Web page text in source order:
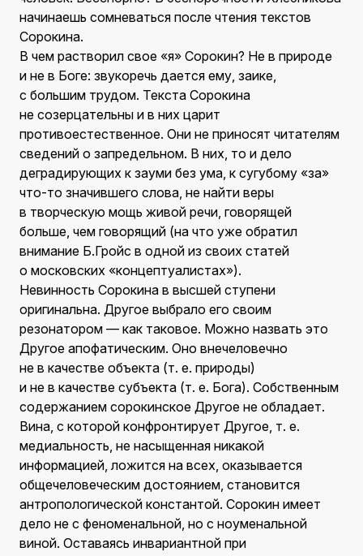
начинаешь сомневаться после чтения текстов
Сорокина.
В чем растворил свое «я» Сорокин? Не в природе
и не в Боге: звукоречь дается ему, заике,
с большим трудом. Текста Сорокина
не созерцательны и в них царит
противоестественное. Они не приносят читателям
сведений о запредельном. В них, то и дело
деградирующих к зауми без ума, к сугубому «за»
что-то значившего слова, не найти веры
в творческую мощь живой речи, говорящей
больше, чем говорящий (на что уже обратил
внимание Б.Гройс в одной из своих статей
о московских «концептуалистах»).
Невинность Сорокина в высшей ступени
оригинальна. Другое выбрало его своим
резонатором — как таковое. Можно назвать это
Другое апофатическим. Оно внечеловечно
не в качестве объекта (т. е. природы)
и не в качестве субъекта (т. е. Бога). Собственным
содержанием сорокинское Другое не обладает.
Вина, с которой конфронтирует Другое, т. е.
медиальность, не насыщенная никакой
информацией, ложится на всех, оказывается
общечеловеческим достоянием, становится
антропологической константой. Сорокин имеет
дело не с феноменальной, но с ноуменальной
виной. Оставаясь инвариантной при